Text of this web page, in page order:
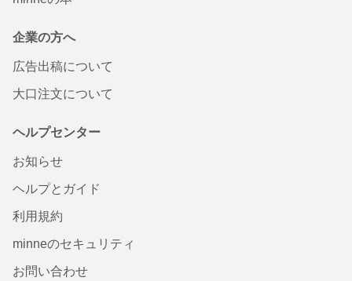
企業の方へ
広告出稿について
大口注文について
ヘルプセンター
お知らせ
ヘルプとガイド
利用規約
minneのセキュリティ
お問い合わせ